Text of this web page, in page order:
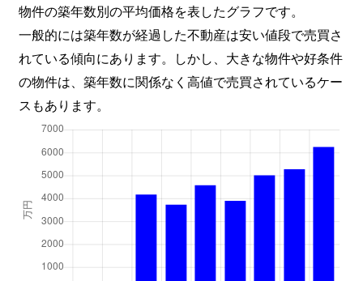
物件の築年数別の平均価格を表したグラフです。
一般的には築年数が経過した不動産は安い値段で売買さ
れている傾向にあります。しかし、大きな物件や好条件
の物件は、築年数に関係なく高値で売買されているケー
スもあります。